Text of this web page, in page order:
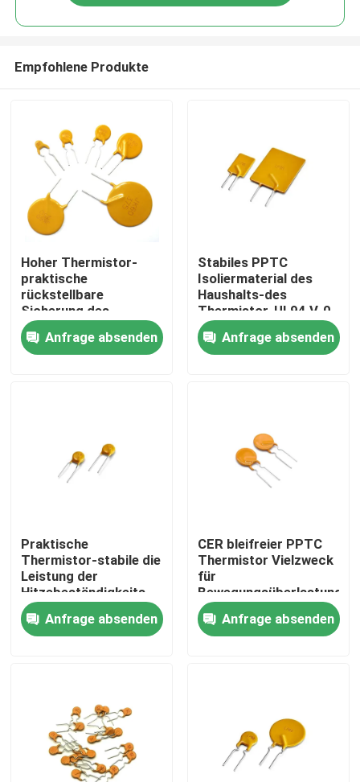
Zu Hause
Über uns
Qualitätskontrolle
Kontakt mit uns
Rechtssachen
Ptc-Thermistor
Empfohlene Produkte
Hoher Thermistor-
praktische
rückstellbare
Sicherung des
Molekül-Polymer-
PPTCAnfrage absenden
Stabiles PPTC
Isoliermaterial des
Haushalts-des
Thermistor-UL94 V-0
Anfrage absenden
Praktische
Thermistor-stabile die
Leistung der
Hitzebeständigkeits-
PPTC
Anfrage absenden
CER bleifreier PPTC
Thermistor Vielzweck
für
Bewegungsüberlastung
Anfrage absenden